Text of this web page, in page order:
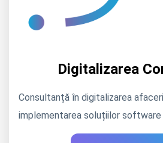
Digitalizarea
Consultanță în digitalizarea
implementarea soluțiilor